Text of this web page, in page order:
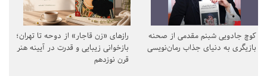
کوچ جادویی شبنم مقدمی از صحنه
بازیگری به دنیای جذاب رمان‌نویسی
رازهای «زن قاجار» از دوحه تا تهران؛
بازخوانی زیبایی و قدرت در آیینه هنر
قرن نوزدهم